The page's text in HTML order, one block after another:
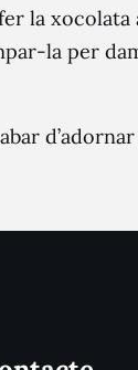
la xocolata
la per